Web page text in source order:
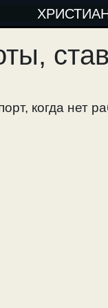
когда нет